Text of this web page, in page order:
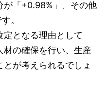
が「+0.98%」、その他
。
となる理由として
材の確保を行い、生産
が考えられるでしょ